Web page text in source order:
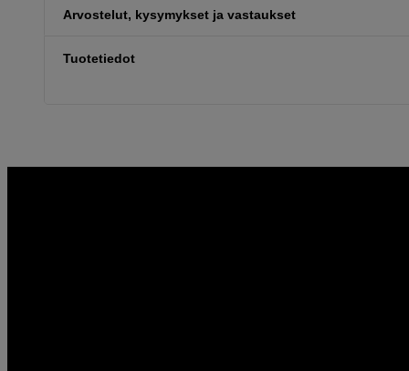
Arvostelut, kysymykset ja vastaukset
Tuotetiedot